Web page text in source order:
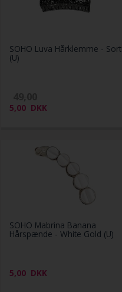
SOHO Luva Hårklemme - Sort
(U)
5,00 DKK
SOHO Mabrina Banana
Hårspænde - White Gold (U)
5,00 DKK